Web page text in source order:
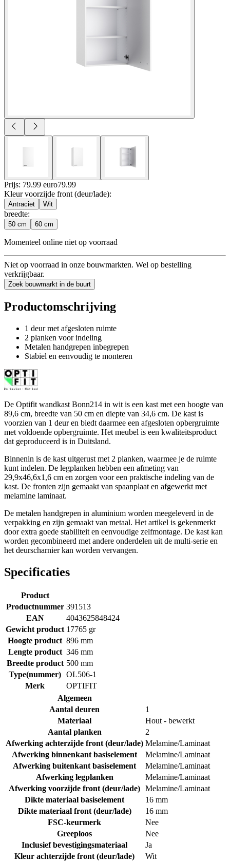
Prijs: 79.99 euro79.99
Kleur voorzijde front (deur/lade):
Antraciet Wit
breedte:
50 cm 60 cm
Momenteel online niet op voorraad
Niet op voorraad in onze bouwmarkten. Wel op bestelling
verkrijgbaar.
Zoek bouwmarkt in de buurt
Productomschrijving
1 deur met afgesloten ruimte
2 planken voor indeling
Metalen handgrepen inbegrepen
Stabiel en eenvoudig te monteren
De Optifit wandkast Bonn214 in wit is een kast met een hoogte van
89,6 cm, breedte van 50 cm en diepte van 34,6 cm. De kast is
voorzien van 1 deur en biedt daarmee een afgesloten opbergruimte
met voldoende opbergruimte. Het meubel is een kwaliteitsproduct
dat geproduceerd is in Duitsland.
Binnenin is de kast uitgerust met 2 planken, waarmee je de ruimte
kunt indelen. De legplanken hebben een afmeting van
29,9x46,6x1,6 cm en zorgen voor een praktische indeling van de
kast. De fronten zijn gemaakt van spaanplaat en afgewerkt met
melamine laminaat.
De metalen handgrepen in aluminium worden meegeleverd in de
verpakking en zijn gemaakt van metaal. Het artikel is gekenmerkt
door extra goede stabiliteit en eenvoudige zelfmontage. De kast kan
worden gecombineerd met andere onderdelen uit de multi-serie en
het deurscharnier kan worden vervangen.
Specificaties
Product
Productnummer 391513
EAN
4043625848424
Gewicht product 17765 gr
Hoogte product 896 mm
Lengte product 346 mm
Breedte product 500 mm
Type(nummer) OL506-1
Merk
OPTIFIT
Algemeen
Aantal deuren
1
Materiaal
Hout - bewerkt
Aantal planken
2
Afwerking achterzijde front (deur/lade) Melamine/Laminaat
Afwerking binnenkant basiselement
Melamine/Laminaat
Afwerking buitenkant basiselement
Melamine/Laminaat
Afwerking legplanken
Melamine/Laminaat
Afwerking voorzijde front (deur/lade) Melamine/Laminaat
Dikte materiaal basiselement
16 mm
Dikte materiaal front (deur/lade)
16 mm
FSC-keurmerk
Nee
Greeploos
Nee
Inclusief bevestigingsmateriaal
Ja
Kleur achterzijde front (deur/lade)
Wit